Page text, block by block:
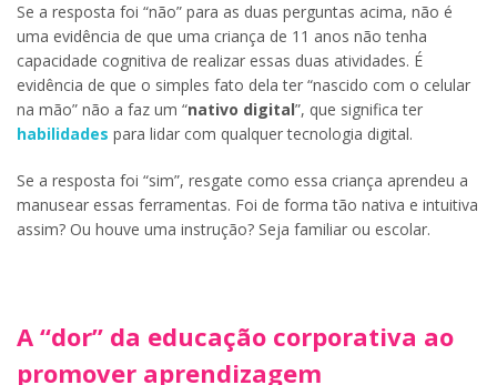
Se a resposta foi “não” para as duas perguntas acima, não é
uma evidência de que uma criança de 11 anos não tenha
capacidade cognitiva de realizar essas duas atividades. É
evidência de que o simples fato dela ter “nascido com o celular
na mão” não a faz um “nativo digital”, que significa ter
habilidades para lidar com qualquer tecnologia digital.
Se a resposta foi “sim”, resgate como essa criança aprendeu a
manusear essas ferramentas. Foi de forma tão nativa e intuitiva
assim? Ou houve uma instrução? Seja familiar ou escolar.
A “dor” da educação corporativa ao
promover aprendizagem